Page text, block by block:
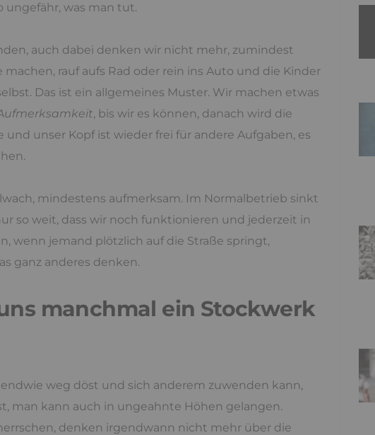
ungefähr, was man tut.
auch dabei denken wir nicht mehr, zumindest
rauf aufs Rad oder rein ins Auto und die Kinder
Das ist ein allgemeines Muster. Wir machen etwas
, bis wir es können, danach wird die
unser Kopf ist wieder frei für andere Aufgaben, es
mindestens aufmerksam. Im Normalbetrieb sinkt
so weit, dass wir noch funktionieren und jederzeit in
wenn jemand plötzlich auf die Straße springt,
ganz anderes denken.
manchmal ein Stockwerk
weg döst und sich anderem zuwenden kann,
man kann auch in ungeahnte Höhen gelangen.
denken irgendwann nicht mehr über die